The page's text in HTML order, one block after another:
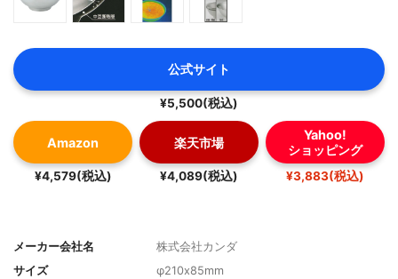
公式サイト
¥5,500(税込)
Amazon
¥4,579(税込)
楽天市場
¥4,089(税込)
Yahoo!
ショッピング
¥3,883(税込)
メーカー会社名
株式会社カンダ
サイズ
φ210x85mm